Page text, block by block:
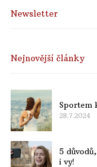
Newsletter
Nejnovější články
Sportem
28.7.2024
5
i vy!